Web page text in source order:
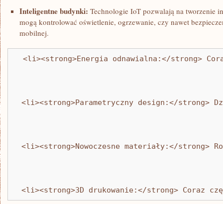
Inteligentne budynki: Technologie IoT pozwalają na tworzenie
mogą⁢ kontrolować oświetlenie, ogrzewanie, czy nawet
mobilnej.
<li><strong>Energia odnawialna:</strong>
<li><strong>Parametryczny design:</strong>
<li><strong>Nowoczesne materiały:</strong>
<li><strong>3D drukowanie:</strong> Coraz